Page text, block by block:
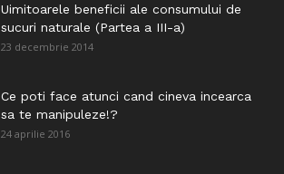
Uimitoarele beneficii ale consumului de
sucuri naturale (Partea a III-a)
23 decembrie 2014
Ce poti face atunci cand cineva incearca
sa te manipuleze!?
24 aprilie 2016